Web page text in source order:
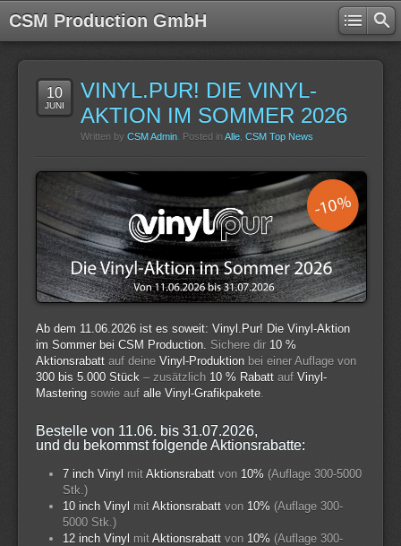
CSM Production GmbH
10
JUNI
VINYL.PUR! DIE VINYL-
AKTION IM SOMMER 2026
Written by CSM Admin . Posted in Alle CSM Top News
Ab dem 11.06.2026 ist es soweit: Vinyl.Pur! Die Vinyl-Aktion
im Sommer bei CSM Production. Sichere dir 10 %
Aktionsrabatt auf deine Vinyl-Produktion bei einer Auflage von
300 bis 5.000 Stück – zusätzlich 10 % Rabatt auf Vinyl-
Mastering sowie auf alle Vinyl-Grafikpakete
Bestelle von 11.06. bis 31.07.2026,
und du bekommst folgende Aktionsrabatte:
7 inch Vinyl mit Aktionsrabatt von 10% (Auflage 300-5000
Stk.)
10 inch Vinyl mit Aktionsrabatt von 10% (Auflage 300-
5000 Stk.)
12 inch Vinyl mit Aktionsrabatt von 10% (Auflage 300-